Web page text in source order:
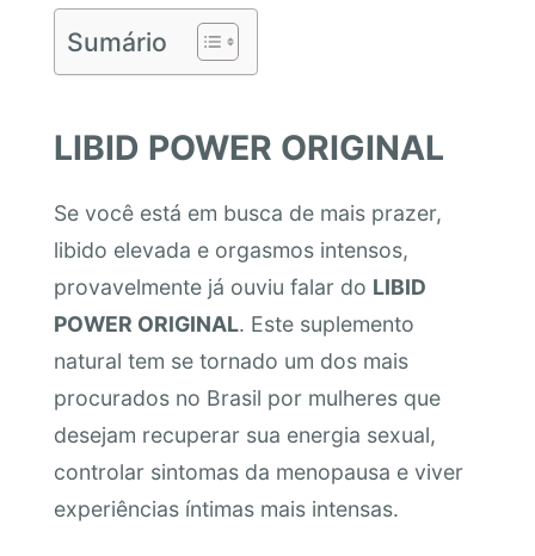
Sumário
LIBID POWER ORIGINAL
Se você está em busca de mais prazer,
libido elevada e orgasmos intensos,
provavelmente já ouviu falar do LIBID
POWER ORIGINAL. Este suplemento
natural tem se tornado um dos mais
procurados no Brasil por mulheres que
desejam recuperar sua energia sexual,
controlar sintomas da menopausa e viver
experiências íntimas mais intensas.